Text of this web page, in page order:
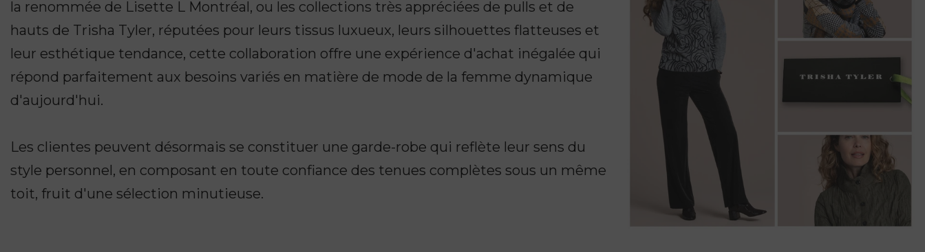
la renommée de Lisette L Montréal, ou les collections très appréciées de pulls et de
hauts de Trisha Tyler, réputées pour leurs tissus luxueux, leurs silhouettes flatteuses et
leur esthétique tendance, cette collaboration offre une expérience d'achat inégalée qui
répond parfaitement aux besoins variés en matière de mode de la femme dynamique
d'aujourd'hui.
Les clientes peuvent désormais se constituer une garde-robe qui reflète leur sens du
style personnel, en composant en toute confiance des tenues complètes sous un même
toit, fruit d'une sélection minutieuse.